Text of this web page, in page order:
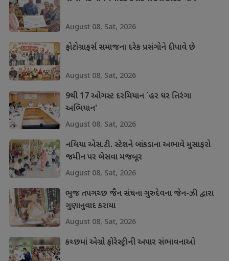
August 08, Sat, 2026
ફોટોગ્રાફર્સ સમાજના દરેક પ્રસંગોને દીપાવે છે
August 08, Sat, 2026
9થી 17 ઓગસ્ટ દરમિયાન `હર ઘર તિરંગા
અભિયાન'
August 08, Sat, 2026
નલિયા એસ.ટી. સ્ટેશને બાંકડાના અભાવે મુસાફરો
જમીન પર બેસવા મજબૂર
August 08, Sat, 2026
ભુજ તપગચ્છ જૈન સંઘના ગુરુદેવના જેન-ઝી દ્વારા
ગુણાનુવાદ કરાયા
August 08, Sat, 2026
કચ્છમાં એગ્રો ફોરેસ્ટ્રીની અપાર સંભાવનાઓ